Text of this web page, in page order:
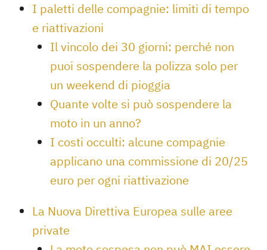
I paletti delle compagnie: limiti di tempo
e riattivazioni
Il vincolo dei 30 giorni: perché non
puoi sospendere la polizza solo per
un weekend di pioggia
Quante volte si può sospendere la
moto in un anno?
I costi occulti: alcune compagnie
applicano una commissione di 20/25
euro per ogni riattivazione
La Nuova Direttiva Europea sulle aree
private